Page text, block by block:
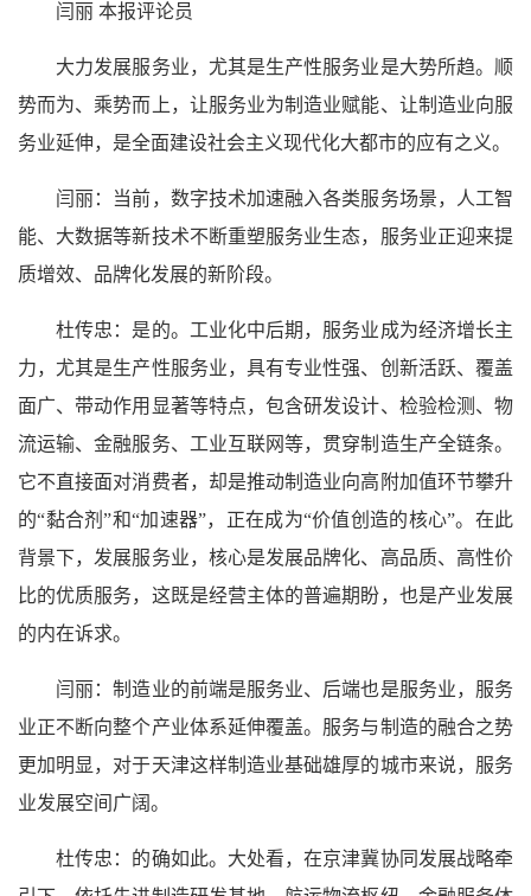
闫丽 本报评论员
大力发展服务业，尤其是生产性服务业是大势所趋。顺
势而为、乘势而上，让服务业为制造业赋能、让制造业向服
务业延伸，是全面建设社会主义现代化大都市的应有之义。
闫丽：当前，数字技术加速融入各类服务场景，人工智
能、大数据等新技术不断重塑服务业生态，服务业正迎来提
质增效、品牌化发展的新阶段。
杜传忠：是的。工业化中后期，服务业成为经济增长主
力，尤其是生产性服务业，具有专业性强、创新活跃、覆盖
面广、带动作用显著等特点，包含研发设计、检验检测、物
流运输、金融服务、工业互联网等，贯穿制造生产全链条。
它不直接面对消费者，却是推动制造业向高附加值环节攀升
的“黏合剂”和“加速器”，正在成为“价值创造的核心”。在此
背景下，发展服务业，核心是发展品牌化、高品质、高性价
比的优质服务，这既是经营主体的普遍期盼，也是产业发展
的内在诉求。
闫丽：制造业的前端是服务业、后端也是服务业，服务
业正不断向整个产业体系延伸覆盖。服务与制造的融合之势
更加明显，对于天津这样制造业基础雄厚的城市来说，服务
业发展空间广阔。
杜传忠：的确如此。大处看，在京津冀协同发展战略牵